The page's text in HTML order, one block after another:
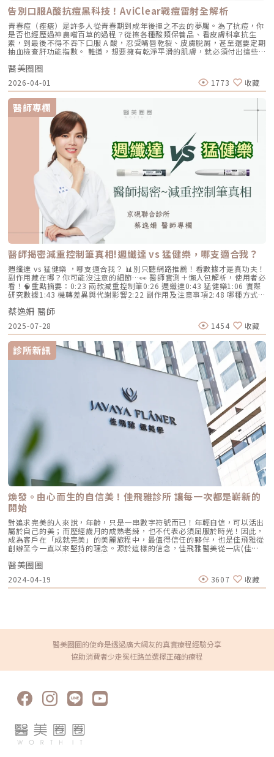
決多種肌膚問題的結果。但如果選擇不當，就像是讓剛出生的嬰兒喝咖啡而
不是牛奶，不僅無法滋養，甚至可能適得其反。」Dermapen 結合了物理性
重塑(physical remodeling)與化學調節(chemical modulation)的雙重優
勢，成為敏感肌膚消費者的理想選擇，相對的對於施作該療程的醫師也有一
定的門檻與學問。精準高效兼備：Dermapen用科技定義微針新標準對於許
多人來說，青春期沒有照顧好的痘痘肌隨著年齡增長而留下的痘疤、毛孔粗
大等肌膚問題，往往成為自信的困擾。隨著治療需求不斷攀升， Dermapen
以精準的深度控制和極高的治療密度，重新定義微針領域的新標準。（圖／
Dermapen官網）楊心怡醫師表示：「Dermapen的深度範圍從 0.2～
3.0mm全數位化的精準微調，正是我們實現客製化治療的關鍵。這樣的深
度能夠根據不同膚質需求精準地設定，只要醫師能判斷所設定的深度與想改
善的皮膚問題深度吻合，搭配適當的成分，就可以很放心的交給Dermapen
去掌控進入皮膚的深度，並達到理想的效果改善。」楊心怡醫師進一步提
到：「這項技術不僅減少了醫師操作上的誤差，也提高治療的精準度與效
果。」（圖／楊心怡醫師提供）此外，Dermapen 在治療過程中的舒適性也
是一大優勢。「除了九成以上的客人反饋都相當好之外，我也在診所內部做
過Dermapen與水光療程的舒適度統計，基本上所有的同仁都偏向選擇使用
Dermapen，主要還是來自於療程中的疼痛感是遠低於使用儀器進行水光注
射療程的。」楊心怡醫師補充道「Dermapen 讓療程不再是挑戰，而是一種
享受。」楊心怡醫師特別提醒消費者：「Dermapen的治療還是偏向皮膚的
層面，從表皮一直到真皮層的部分，如果今天碰到的顧客需求是組織的流失
或是比較明顯的臉部鬆垮下垂，亦或是骨架的流失造成的凹險，我們還是需
要搭配其他的療程做合併治療，並不能單靠Dermapen期望去改善所有的問
題。」小蝦米與大鯨魚：Dermapen在診所的療程定位小編回憶在準備採訪
沈育如醫師之前，先在網路上做了一些功課，發現沈醫師的診所已經擁有定
位在養膚的矽谷電波、兩台頂級的皮秒雷射儀器、再加上專門針對痘疤及疤
痕治療的AP雷射…等眾多重型武器，所以最讓小編好奇的就是Dermapen這
個療程在診所還有他的定位嗎？（圖／沈育如醫師提供）沈育如醫師說到：
「在臨床上有時候會碰到複合性皮膚問題的狀況，例如本身就是痘痘肌同時
合併敏感及泛紅的情況，或是臉上有凹疤、痘疤的患者同時又合併有肝斑的
問題，這個時候如果在使用光電類的儀器，雖然有可能可以處理其中一個問
題，但卻有可能讓另一個問題變得更加嚴重，所以遇到這類棘手的狀況，
Dermapen的純物理性微針療程，就扮演了相當重要的地位。」「除了面對
複合性皮膚問題的族群，臨床上得到的客戶反饋最多的就是毛孔的細緻度以
及痘痘肌的改善」沈育如醫師補充到。在採訪的過程中，沈醫師也特別強調
了Dermapen與他過去所接觸到的傳統滾針及飛針療程的極大差異「過去傳
統滾針及飛針療程由於沒有標準的治療方針，加上設計上的缺陷，導致療程
的疼痛感、修復期都大大提高，在開業當時也曾經考慮過這樣的療程，但評
估過後，認為當時透過雷射的治療整體的舒適度及滿意度是會比較高的」
（圖／Dermapen官網）沈醫師緊接著補充到：「在今年五月份的皮膚科醫
學會展上初次看到，就先被他無線以及全數位化設定的外型所吸引，經過初
步的了解後，發現來自澳洲的Dermapen原來不是單純販售一台儀器，而是
背後有著多篇文獻支撐以及相當完整的療程指南。」「Dermapen讓我對電
動微針的療程大大改觀。」展望未來：專業視角解讀Dermapen的發展趨勢
在市面上琳瑯滿目的醫美療程中，消費者常常面對選擇而感到困惑。每種療
程似乎都能針對不同的膚質與需求提供解決方案，但在選擇時，效果、舒適
性及安全性無疑是最關鍵的考量因素。隨著醫美市場的快速演變，消費者對
療程的期望也日益提高。從基礎護膚到抗老、修復、甚至預防衰老的各種需
求，醫美技術正不斷突破傳統的界限，朝向更精準與客製化的方向發展。楊
醫師對此充滿信心，並表示：「隨著醫療科技的進步與政府法規的鬆綁，未
來 Dermapen 將有望結合更多樣化的成分，使治療效果更加精細且客製
化。」唐醫師則強調：「健康穩定的肌膚是所有醫美療程的基礎。
Dermapen 能夠為消費者帶來實質改變，並幫助他們重拾由內而外的自
信。」沈醫師補充道：「隨著 Dermapen 的持續創新，醫美領域將迎來更
多可能性，並為每位患者的美麗旅程增添更多保障。」隨著新技術的引入與
持續創新，未來醫美市場將呈現更多精準且客製化的療程。Dermapen 將持
續在協助顧客解決各種肌膚問題的專業醫師手中發揮重要作用。Dermapen
有望進一步擴展應用範疇，滿足不同消費者的需求，開創更多的可能性與潛
力。透過來自北中南3位皮膚科專業醫師的經驗分享，我們更深入了解了
Dermapen在診所中所扮演的角色以及其療程優勢，如果你也渴望擁有穩定
健康的肌膚，或對這項創新技術感到好奇，不妨向專業的醫師諮詢，親自體
驗這項革命性療程，讓美麗由內而外得到升級。DERMAPEN 得美微針 - 全
台認證診所唐豪悅 醫師芙依美學診所Fleur Éternelle台北市大安區東豐街
18號1樓02 2706 6777楊心怡 醫師芯漾皮膚科診所彰化縣彰化市民族路
425號04 728 9299沈育如 醫師彤曜時尚診所高雄市左營區明華一路169號
07 557 1988
告別口服A酸抗痘黑科技！AviClear戰痘雷射全解析
青春痘（痤瘡）是許多人從青春期到成年後揮之不去的夢魘。為了抗痘，你
是否也經歷過神農嚐百草的過程？從擦各種酸類保養品、看皮膚科拿抗生
素，到最後不得不吞下口服 A 酸，忍受嘴唇乾裂、皮膚脫屑，甚至還要定期
抽血檢查肝功能指數。 難道，想要擁有乾淨平滑的肌膚，就必須付出這些
代價嗎？ 隨著醫學美容科技的進步，抗痘治療終於迎來了劃時代的突破。
全球首款獲得美國 FDA 認證，專門針對「皮脂腺」進行治療的 AviClear 戰
痘雷射 正式問世。它主打不需依賴藥物、無嚴重副作用，透過專利
1726nm 波長雷射，從根源「關閉」過度活躍的皮脂腺。 這篇文章將帶你
全面深入了解 AviClear 戰痘雷射的作用原理、與傳統治療的差異、療程細
節以及真實的術後效果，幫助你評估這項抗痘黑科技是否適合自己。為什麼
痘痘總是反覆發作？看懂萬惡之源「皮脂腺」在認識 AviClear 戰痘雷射之
前，我們必須先了解痘痘（痤瘡）究竟是怎麼形成。青春痘的生成機制主要
包含四大關鍵： 皮脂分泌過盛：受到賀爾蒙、壓力、飲食或基因影響，皮
脂腺製造出過多的油脂。 毛囊角化異常：老廢角質無法正常代謝，與油脂
混合後堵塞毛孔，形成粉刺。 痤瘡桿菌增生：堵塞的無氧毛孔成為痤瘡桿
菌（C. acnes）的溫床，細菌大量繁殖。 發炎反應：細菌代謝物引發免疫
反應，導致紅腫、化膿，形成嚴重的囊腫型或膿皰型痘痘。在這四個環節
中，「皮脂分泌過盛」是啟動後續一連串災難的開關。傳統的治療方式，如
抗生素主要針對殺菌；外用酸類主要針對去角質。唯有口服 A 酸能夠有效抑
制皮脂腺分泌，這也是為什麼口服 A 酸過去被視為治療嚴重痘痘的終極武
器。然而，口服 A 酸伴隨著全身性的副作用。而 AviClear 戰痘雷射的誕
生，就是為了一次解決這個痛點：我們能不能在不吃藥的情況下，精準且長
效地控制皮脂腺？什麼是 AviClear 戰痘雷射？解密 1726nm 的物理奇蹟
AviClear 戰痘雷射是一台利用特定波長光能來治療痤瘡的醫療儀器。它的核
心技術在於突破性的1726nm 波長雷射。1. 為什麼是 1726nm 波長？「專
吃油脂」的標靶治療在雷射醫學中，不同的波長會被不同的目標物（如黑色
素、血紅素、水分）吸收。1726nm 這個波長非常特殊，它在人體組織
中，被皮脂（油脂）吸收的效率，大約是被水分吸收的 2 倍。當 AviClear
的雷射光束打入真皮層時，能量會精準地被富含油脂的「皮脂腺」大量吸
收，進而產生熱能。這些熱能會破壞過度活躍的皮脂腺細胞，變得萎縮、分
泌量大幅下降。當沒有過多的油脂，毛孔就不易堵塞，痤瘡桿菌也失去了生
存的養分，痘痘自然就失去了生長的溫床。2. AviCool™ 藍寶石冷卻系統：
保護表皮，大幅提升舒適度既然要用熱能破壞深層的皮脂腺，表皮會不會被
燙傷？這正是 AviClear 的另一項核心專利。機器配備了專屬的 AviCool™
藍寶石接觸式冷卻系統。在雷射擊發前、擊發中與擊發後，冷卻系統會持續
將表皮溫度維持在安全的低溫狀態。這不僅能防止表皮熱傷害、避免術後反
黑，更大幅降低了療程中的痛感，讓患者在不需要敷麻藥的情況下（視個人
耐受度而定），也能順利完成治療。AviClear 戰痘雷射 vs. 藍雷射與傳統療
法：抗痘金大PK過去我們面對嚴重的青春痘，「吞口服A酸」幾乎是唯一的
終極解方。然而，隨著光電科技的突破，現代的醫美抗痘已經邁入了「精準
破壞皮脂腺」的新紀元。目前市面上討論度最高的兩大抗痘黑科技，分別是
AviClear 戰痘雷射與 CAPRI 藍雷射。雖然兩者都主打不吃藥、從根源控
油，但在波長與作用機制上卻有著根本的差異。我們該如何選擇？它們與傳
統的口服A酸又有什麼不同？以下為您全面解析。頂尖對決：AviClear 戰痘
雷射 vs. CAPRI 藍雷射這兩款都是目前熱門的無藥物抗痘雷射，雖然目標一
致，但「作戰策略」卻截然不同：1. AviClear 戰痘雷射（1726nm）：專
注皮脂腺的「源頭阻斷」作用原理：搭載專利 1726nm 波長，具備極高的
「油脂專一性」，能穿透皮膚精準鎖定並加熱肥大的皮脂腺，使其萎縮。核
心強項：直接從源頭切斷出油量並破壞痘痘的生長環境，主打極長效的抗痘
與控油效果，非常適合追求長期穩定膚況、不想依賴藥物的人。2. CAPRI
藍雷射（1450nm + 450nm）：控油＋殺菌的「雙效複合」作用原理：結
合 1450nm 的熱能來縮減皮脂腺（控油），同時搭配 450nm 藍光直接消
滅表皮的痤瘡桿菌（殺菌）。核心強項：雙管齊下，對於臉上正在急性發
炎、紅腫的痘痘，具有極佳的立即退紅與消炎效果，適合需要快速壓制大面
積發炎的患者。3. 傳統終極武器：口服A酸（Isotretinoin）作用原理：屬
於全身性的系統性治療。它能全面抑制皮脂腺分泌、使皮脂腺萎縮，同時促
進毛囊正常角化，並大幅減少發炎反應與痤瘡桿菌增生。核心強項：能夠一
次打擊痘痘的四大成因，對於嚴重型、結節囊腫型痘痘，或是對其他治療
（包含抗生素、外用藥膏）無效的頑固型痘痘，具有極高的治癒率與長效
性。需注意事項：伴隨較明顯的副作用，最常見包含嘴唇乾裂、皮膚乾燥脫
皮、眼睛乾澀等。此外，孕婦絕對禁用（具致畸胎性），療程期間需配合醫
師定期抽血監測肝功能與血脂，且通常需持續服用數個月至一年以上以達到
標準的累積劑量。CAPRI 藍雷射與 AviClear 戰痘雷射最主要的差異，在於
「雷射波長」與「對油脂的吸收破壞力」。簡單來說，藍雷射主打「控油加
殺菌」的雙效機制，適合用來對付輕中度的痘痘與毛孔粗大問題；而
1726nm 的戰痘雷射則是專為「阻斷皮脂腺」而生，能精準且深度地破壞
出油源頭，因此更適合用來拯救中重度發炎、滿臉油光，以及長年反覆發作
孕婦本身基於安全考量，雷射療程前仍須經醫師評估）。 滿臉油光、毛孔
粗大者：即使目前沒有嚴重的發炎痘痘，但深受「中東油田」困擾，希望從
根本減少出油量的人。 作息不正常、壓力型成人痘：針對因為熬夜、壓力
大導致賀爾蒙波動，進而反覆在下巴、兩頰爆發的成人痘，精準破壞皮脂腺
1726nm 波長針對的是「油脂」而非「黑色素」，因此適用於 Fitzpatrick
膚色分類的 I 到 VI 型（包含極深色肌膚），安全性極高。AviClear 戰痘雷
麻藥嗎？A：疼痛度極低，多數患者甚至不需要敷麻藥！怕痛的人有福了！
AviClear 搭載了專利的「AviCool™ 藍寶石冷卻技術」，探頭在雷射擊發的
前、中、後都會持續為肌膚表面降溫。治療過程中，主要會感覺到探頭冰冰
醫美圈圈
2026-04-01 1773 收藏
醫師專欄
醫師揭密減重控制筆真相!週纖達 vs 猛健樂，哪支適合我？
週纖達 vs 猛健樂 ，哪支適合我？ 📊別只聽網路推薦！看數據才是真功夫！
副作用藏在哪？你可能沒注意的細節…👀 醫師實測＋懶人包解析，使用者必
看！🧠重點摘要：0:23 兩款減重控制筆0:26 週纖達0:43 猛健樂1:06 實際
研究數據1:43 機轉差異與代謝影響2:22 副作用及注意事項2:48 哪種方式適
合我呢？3:10 對照表3:57 NG畫面🩺皮膚科 蔡逸姍醫師『蔡逸姍醫師』-FB
粉絲團🩺皮膚科 蔡逸姍醫師『蔡逸姍醫師』-IG🩺京硯聯合診所 -FB粉絲團
210號電話：（02）2503-1076LINE：點我
蔡逸姍 醫師
2025-07-28 1454 收藏
診所新訊
煥發。由心而生的自信美！佳飛雅診所 讓每一次都是嶄新的
開始
對追求完美的人來說，年齡，只是一串數字符號而已！年輕自信，可以活出
屬於自己的美；而歷經歲月的成熟老練，也不代表必須屈服於時光！因此，
成為客戶在「成就完美」的美麗旅程中，最值得信任的夥伴，也是佳飛雅從
創辦至今一直以來堅持的理念。源於這樣的信念，佳飛雅醫美從一店(佳飛
雅醫美)到二店(佳飛雅緻美學)，讓不同年齡、不同需求的客戶，都能找到屬
於自己的完美。佳飛雅醫美(左)的logo設計，宛如淬鍊後的鳳凰般，展現最
完美的自己；而佳飛雅緻美學(右)，就像日出般，帶給每一個想要改變自己
的客人，擁有一個嶄新的開始。不同的服務項目，不變的是從外表到內心，
都能幫你回到最出色、最好的自己，找回純真的、完美的、幾乎無瑕的那種
的，是不屈服於時光、也不會隨著時間而流逝的，從心煥發的自信美。這也
是他對佳飛雅的期許：打造從外表到心靈層次的完美。就連診所空間的規
劃，也是以純白為基底，讓每個人進到佳飛雅時，就有一種身心靈被滌淨般
最大原因就是來自醫療世家的深厚底蘊。素有「台灣拉皮教父」之稱的蕭弘
道醫師、佳飛雅醫美創辦人，正是蕭以謙的父親；而藝人指定微創痔瘡手術
醫療資源，成立一間屬於家族的診所。」蕭以謙進一步說明佳飛雅醫美和佳
飛雅緻美學不同之處。佳飛雅醫美偏重於手術類型的療程，並配置兩間手術
房，適合35~40歲以上需要拉皮、痔瘡手術或抽脂等相關手術客群。佳飛雅
醫美圈圈
2024-04-19 3607 收藏
醫美圈圈的使命是透過廣大網友的真實療程經驗分享
協助消費者少走冤枉路並選擇正確的療程